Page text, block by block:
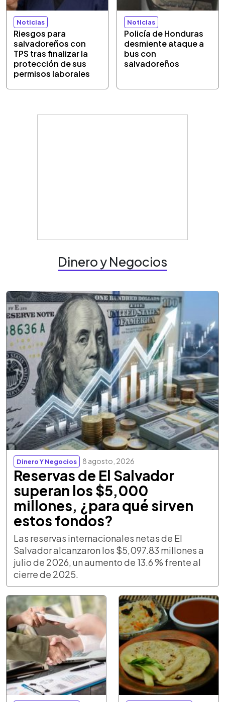
Noticias
Riesgos para
salvadoreños con
TPS tras finalizar la
protección de sus
permisos laborales
Noticias
Policía de Honduras
desmiente ataque a
bus con
salvadoreños
Dinero y Negocios
Dinero Y Negocios 8 agosto, 2026
Reservas de El Salvador
superan los $5,000
millones, ¿para qué sirven
estos fondos?
Las reservas internacionales netas de El
Salvador alcanzaron los $5,097.83 millones a
julio de 2026, un aumento de 13.6 % frente al
cierre de 2025.